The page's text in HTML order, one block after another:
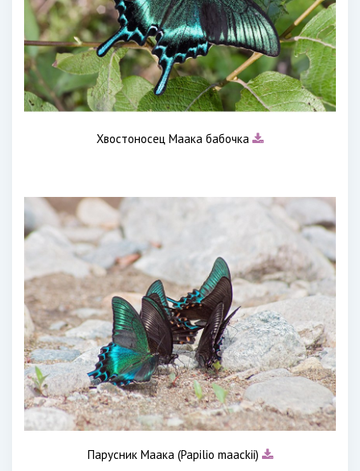
Хвостоносец Маака бабочка
Парусник Маака (Papilio maackii)